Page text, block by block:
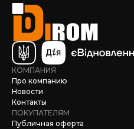
КОМПАНИЯ
Про компанию
Новости
Контакты
ПОКУПАТЕЛЯМ
Публичная оферта